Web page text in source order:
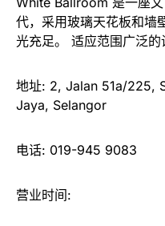
代，采用玻璃天花板和墙
光充足。 适应范围广泛的
地址: 2, Jalan 51a/225,
Jaya, Selangor
电话: 019-945 9083
营业时间: